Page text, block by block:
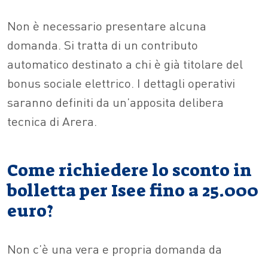
Non è necessario presentare alcuna
domanda. Si tratta di un contributo
automatico destinato a chi è già titolare del
bonus sociale elettrico. I dettagli operativi
saranno definiti da un’apposita delibera
tecnica di Arera.
Come richiedere lo sconto in
bolletta per Isee fino a 25.000
euro?
Non c’è una vera e propria domanda da